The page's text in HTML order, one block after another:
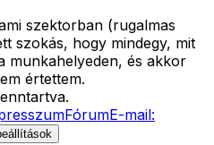
szektorban (rugalmas
szokás, hogy mindegy, mit
munkahelyeden, és akkor
értettem.
FórumE-mail: